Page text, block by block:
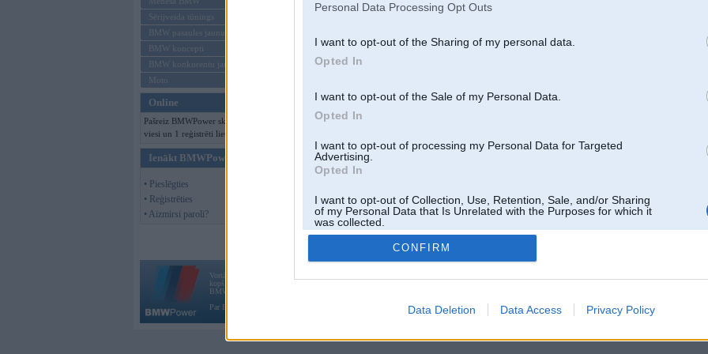
Personal Data Processing Opt Outs
I want to opt-out of the Sharing of my personal data.
Opted In
I want to opt-out of the Sale of my Personal Data.
Opted In
I want to opt-out of processing my Personal Data for Targeted
Advertising.
Opted In
I want to opt-out of Collection, Use, Retention, Sale, and/or Sharing
of my Personal Data that Is Unrelated with the Purposes for which it
was collected.
Opted Out
CONFIRM
Data Deletion Data Access Privacy Policy
Sērijveida tūnings
BMW pasaules jaunumi
BMW koncepti
BMW konkurentu jaunumi
Moto
Online
Pašreiz BMWPower skatās 124
viesi un 1 reģistrēti lietotāji.
Ienākt BMWPower
• Pieslēgties
• Reģistrēties
• Aizmirsi paroli?
Vortāls BMWPower.lv darbojas
kopš 2002. gada 14. maija. Tas nav auto klubs un nav saistīts ar
BMW AG.
Par BMWPower